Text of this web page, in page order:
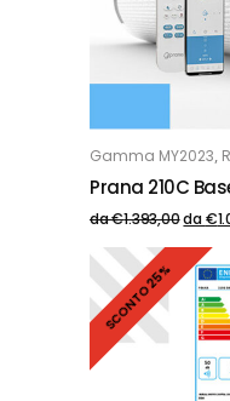
OPZIONI
Gamma MY2023,
Prana 210C
da€1.393,00da €
SCONTO 25%